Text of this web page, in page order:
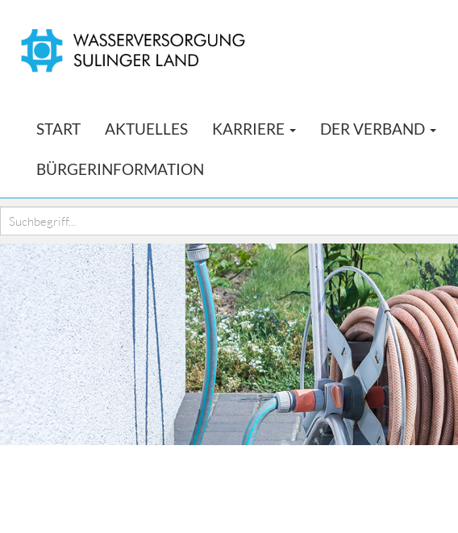
START AKTUELLES KARRIERE DER VERBAND
BÜRGERINFORMATION